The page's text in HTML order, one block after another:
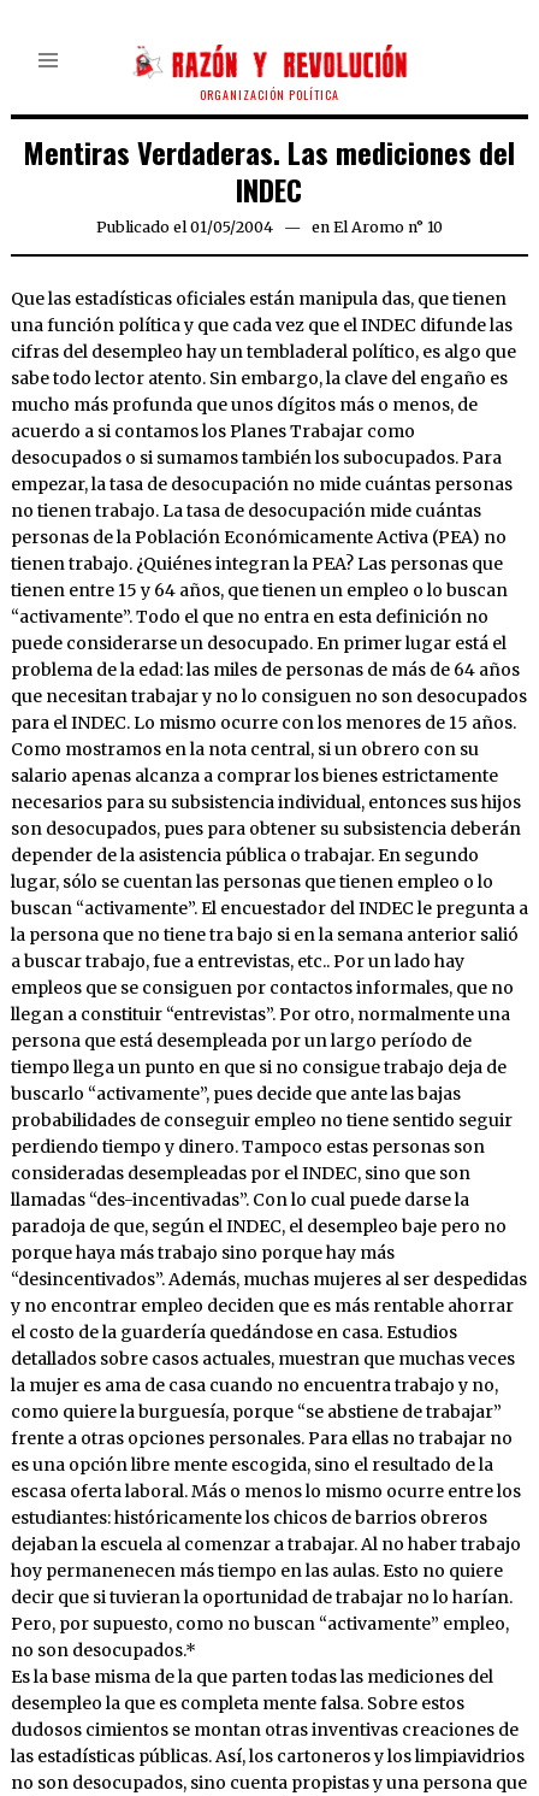
ORGANIZACIÓN POLÍTICA
Mentiras Verdaderas. Las mediciones del
INDEC
Publicado el 01/05/200421/03/2020
en El Aromo n° 10
Que las estadísticas oficiales están manipula das, que tienen
una función política y que cada vez que el INDEC difunde las
cifras del desempleo hay un tembladeral político, es algo que
sabe todo lector atento. Sin embargo, la clave del engaño es
mucho más profunda que unos dígitos más o menos, de
acuerdo a si contamos los Planes Trabajar como
desocupados o si sumamos también los subocupados. Para
empezar, la tasa de desocupación no mide cuántas personas
no tienen trabajo. La tasa de desocupación mide cuántas
personas de la Población Económicamente Activa (PEA) no
tienen trabajo. ¿Quiénes integran la PEA? Las personas que
tienen entre 15 y 64 años, que tienen un empleo o lo buscan
“activamente”. Todo el que no entra en esta definición no
puede considerarse un desocupado. En primer lugar está el
problema de la edad: las miles de personas de más de 64 años
que necesitan trabajar y no lo consiguen no son desocupados
para el INDEC. Lo mismo ocurre con los menores de 15 años.
Como mostramos en la nota central, si un obrero con su
salario apenas alcanza a comprar los bienes estrictamente
necesarios para su subsistencia individual, entonces sus hijos
son desocupados, pues para obtener su subsistencia deberán
depender de la asistencia pública o trabajar. En segundo
lugar, sólo se cuentan las personas que tienen empleo o lo
buscan “activamente”. El encuestador del INDEC le pregunta a
la persona que no tiene tra bajo si en la semana anterior salió
a buscar trabajo, fue a entrevistas, etc.. Por un lado hay
empleos que se consiguen por contactos informales, que no
llegan a constituir “entrevistas”. Por otro, normalmente una
persona que está desempleada por un largo período de
tiempo llega un punto en que si no consigue trabajo deja de
buscarlo “activamente”, pues decide que ante las bajas
probabilidades de conseguir empleo no tiene sentido seguir
perdiendo tiempo y dinero. Tampoco estas personas son
consideradas desempleadas por el INDEC, sino que son
llamadas “des-incentivadas”. Con lo cual puede darse la
paradoja de que, según el INDEC, el desempleo baje pero no
porque haya más trabajo sino porque hay más
“desincentivados”. Además, muchas mujeres al ser despedidas
y no encontrar empleo deciden que es más rentable ahorrar
el costo de la guardería quedándose en casa. Estudios
detallados sobre casos actuales, muestran que muchas veces
la mujer es ama de casa cuando no encuentra trabajo y no,
como quiere la burguesía, porque “se abstiene de trabajar”
frente a otras opciones personales. Para ellas no trabajar no
es una opción libre mente escogida, sino el resultado de la
escasa oferta laboral. Más o menos lo mismo ocurre entre los
estudiantes: históricamente los chicos de barrios obreros
dejaban la escuela al comenzar a trabajar. Al no haber trabajo
hoy permanenecen más tiempo en las aulas. Esto no quiere
decir que si tuvieran la oportunidad de trabajar no lo harían.
Pero, por supuesto, como no buscan “activamente” empleo,
no son desocupados.*
Es la base misma de la que parten todas las mediciones del
desempleo la que es completa mente falsa. Sobre estos
dudosos cimientos se montan otras inventivas creaciones de
las estadísticas públicas. Así, los cartoneros y los limpiavidrios
no son desocupados, sino cuenta propistas y una persona que